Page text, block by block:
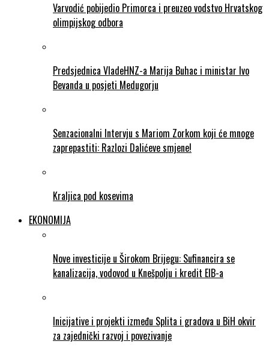
Varvodić pobijedio Primorca i preuzeo vodstvo Hrvatskog
olimpijskog odbora
Predsjednica VladeHNZ-a Marija Buhac i ministar Ivo
Bevanda u posjeti Medugorju
Senzacionalni Intervju s Mariom Zorkom koji će mnoge
zaprepastiti: Razlozi Dalićeve smjene!
Kraljica pod kosevima
EKONOMIJA
Nove investicije u Širokom Brijegu: Sufinancira se
kanalizacija, vodovod u Knešpolju i kredit EIB-a
Inicijative i projekti između Splita i gradova u BiH okvir
za zajednički razvoj i povezivanje